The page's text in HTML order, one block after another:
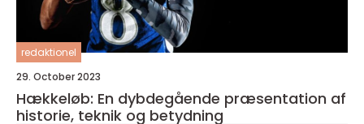
redaktionel
29. October 2023
Hækkeløb: En dybdegående præsentation af
historie, teknik og betydning